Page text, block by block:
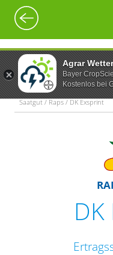
Agrar Wetter
Bayer
Kostenlos bei
Saatgut / Raps / DK Exsprint